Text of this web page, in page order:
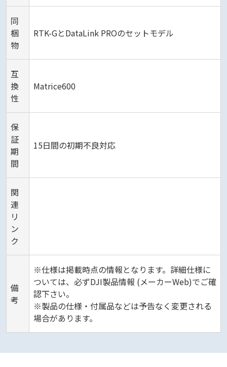
同
梱
物
RTK-GとDataLink PROのセットモデル
互
換
性
Matrice600
保
証
期
間
15日間の初期不良対応
関
連
リ
ン
ク
備
考
※仕様は掲載時点の情報となります。詳細仕様に
ついては、必ずDJI製品情報 (メーカーWeb)でご確
認下さい。
※製品の仕様・付属品などは予告なく変更される
場合があります。